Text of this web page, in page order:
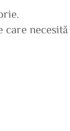
care necesită